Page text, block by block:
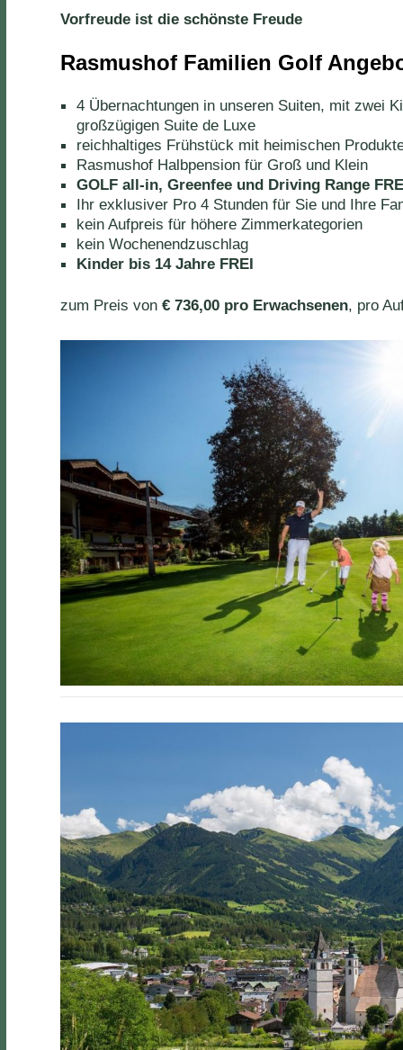
Vorfreude ist die schönste Freude
Rasmushof Familien Golf
4 Übernachtungen in unseren Suiten, mit zwei
großzügigen Suite de Luxe
reichhaltiges Frühstück mit heimischen
Rasmushof Halbpension für Groß und Klein
GOLF all-in, Greenfee und Driving Range
Ihr exklusiver Pro 4 Stunden für Sie und Ihre
kein Aufpreis für höhere Zimmerkategorien
kein Wochenendzuschlag
Kinder bis 14 Jahre FREI
zum Preis von € 736,00 pro Erwachsenen, pro